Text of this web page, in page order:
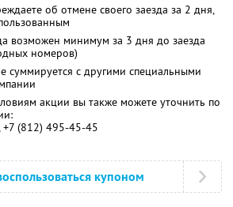
об отмене своего заезда за 2 дня,
возможен минимум за 3 дня до заезда
номеров)
суммируется с другими специальными
акции вы также можете уточнить по
(812) 495-45-45
купоном